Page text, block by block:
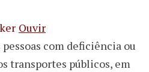
Ouvir
com deficiência ou
transportes públicos, em